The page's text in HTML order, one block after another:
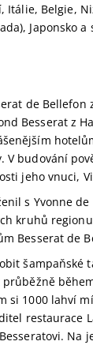
Itálie, Belgie,
Japonsko
de Bellefon
Besserat z
V budování
jeho vnuci,
s Yvonne
kruhů
Besserat de
šampaňské
si 1000 lahví
restaurace
Na